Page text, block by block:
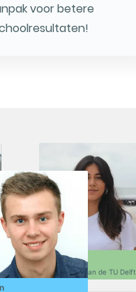
voor betere
Sofi
Ontwerpen aan de TU Delft